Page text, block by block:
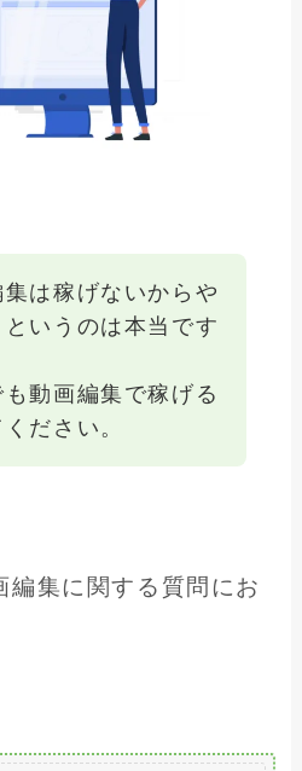
集は稼げないからや
いうのは本当です
動画編集で稼げる
ださい。
編集に関する質問にお